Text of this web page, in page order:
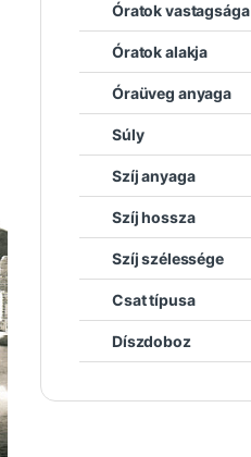
Óratok vastagsága
Óratok alakja
Óraüveg anyaga
Súly
Szíj anyaga
Szíj hossza
Szíj szélessége
Csat típusa
Díszdoboz